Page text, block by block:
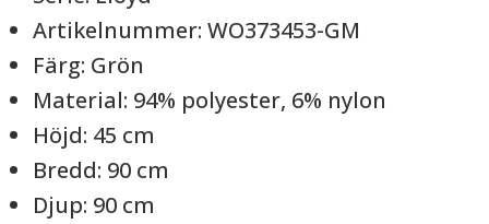
Artikelnummer: WO373453-GM
Färg: Grön
Material: 94% polyester, 6% nylon
Höjd: 45 cm
Bredd: 90 cm
Djup: 90 cm